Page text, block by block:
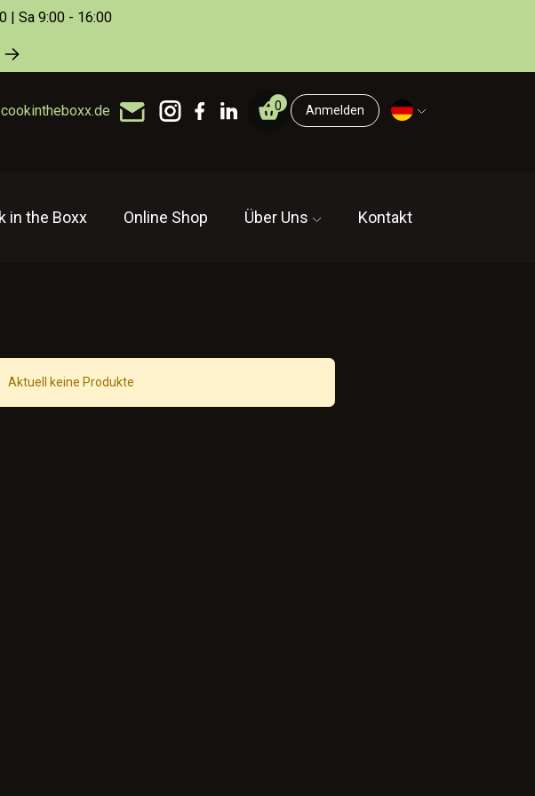
| Sa 9:00 - 16:00
0 Anmelden
in the Boxx Online Shop Über Uns Kontakt
Aktuell keine Produkte